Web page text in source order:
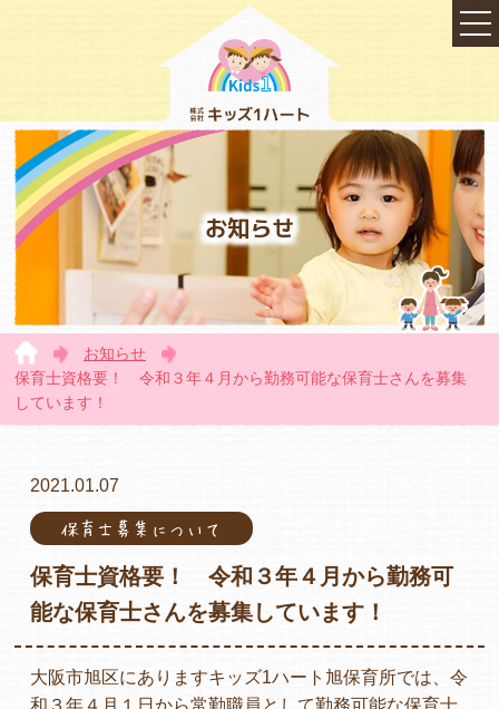
お知らせ
お知らせ
保育士資格要！ 令和３年４月から勤務可能な保育士さんを募集
しています！
2021.01.07
保育士募集について
保育士資格要！ 令和３年４月から勤務可
能な保育士さんを募集しています！
大阪市旭区にありますキッズ1ハート旭保育所では、令
和３年４月１日から常勤職員として勤務可能な保育士